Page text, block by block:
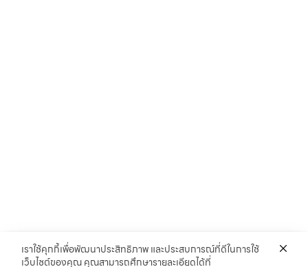
เราใช้คุกกี้เพื่อพัฒนาประสิทธิภาพ และประสบการณ์ที่ดีในการใช้
เว็บไซต์ของคุณ คุณสามารถศึกษารายละเอียดได้ที่